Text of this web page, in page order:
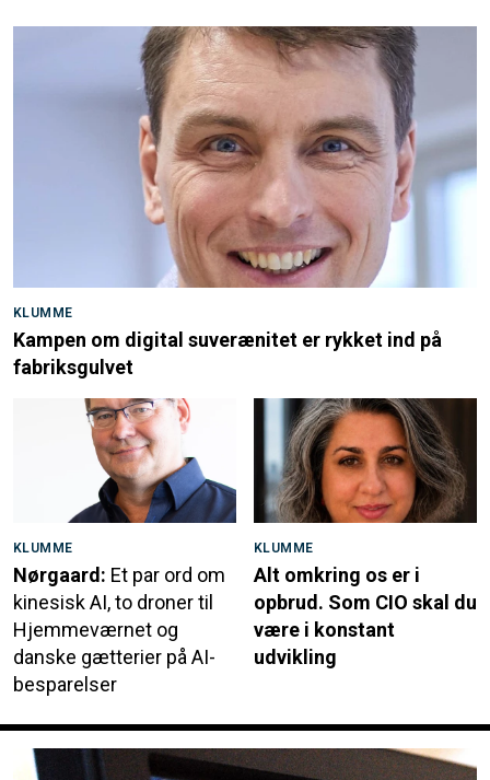
KLUMME
Kampen om digital suverænitet er rykket ind på
fabriksgulvet
KLUMME
Nørgaard: Et par ord om
kinesisk AI, to droner til
Hjemmeværnet og
danske gætterier på AI-
besparelser
KLUMME
Alt omkring os er i
opbrud. Som CIO skal du
være i konstant
udvikling